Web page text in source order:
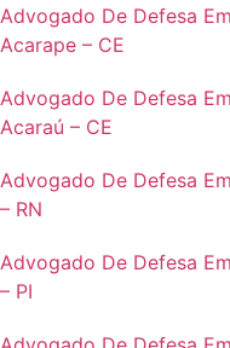
Advogado De Defesa
Acarape – CE
Advogado De Defesa
Acaraú – CE
Advogado De Defesa
– RN
Advogado De Defesa
– PI